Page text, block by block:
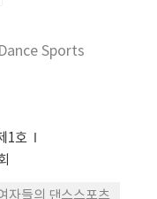
여, 건강한 운동습
의 질 향상을 위한
수 있을 것이다.
으로 본 연구에서
수집하였으며, 수
신뢰도 분석 그
인분석을 실시하여
다. 마지막으로
너십의 차이점을
발된 댄스스포츠
Sports
1호